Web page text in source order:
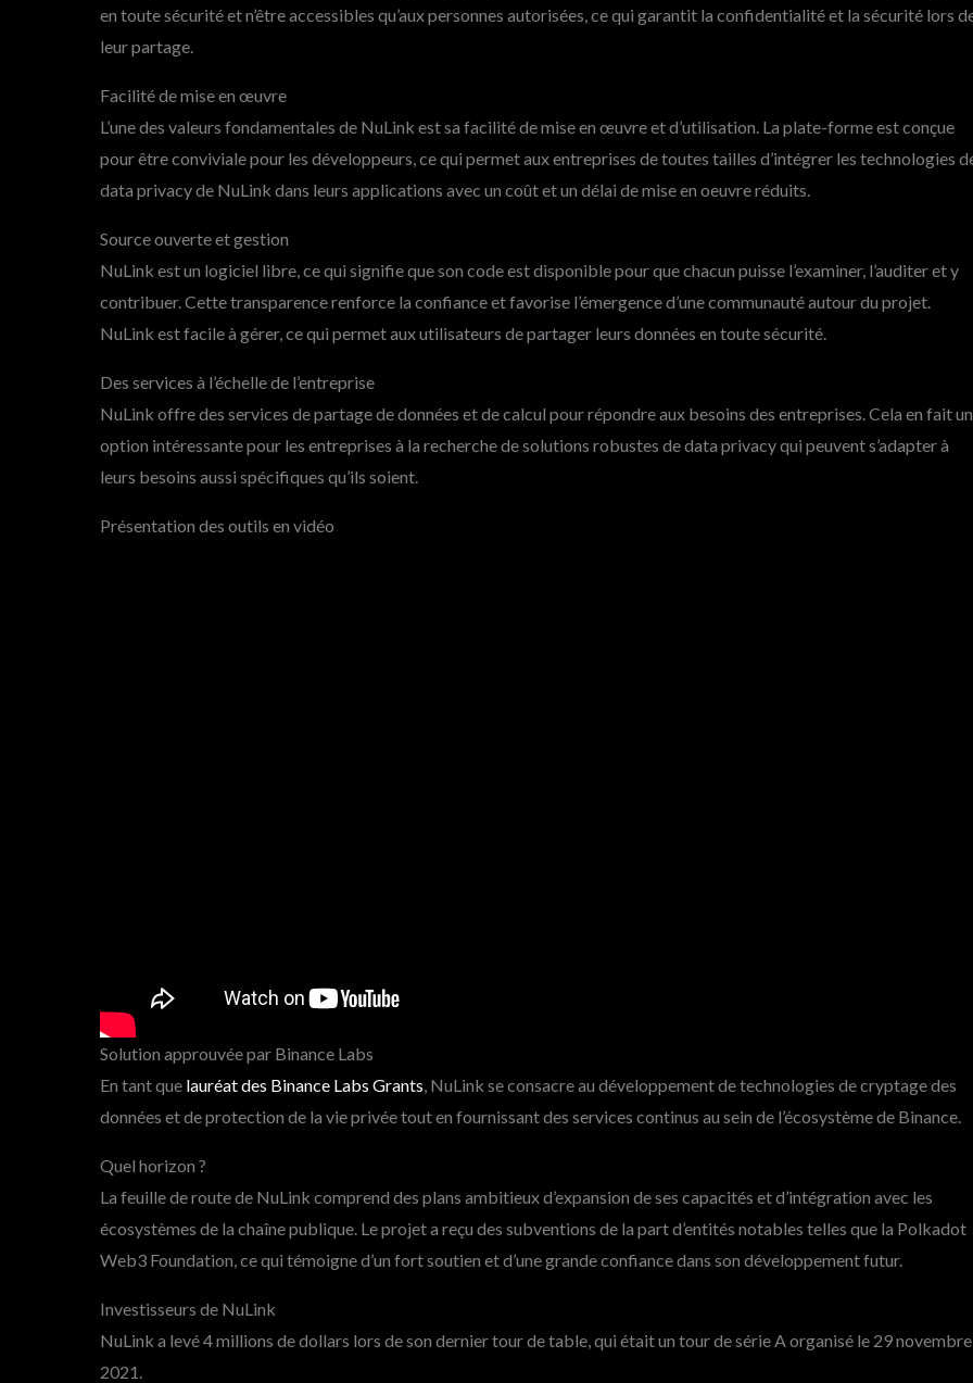
en toute sécurité et n’être accessibles qu’aux personnes autorisées, ce qui garantit la confidentialité et la sécurité lors
leur partage.
Facilité de mise en œuvre
L’une des valeurs fondamentales de NuLink est sa facilité de mise en œuvre et d’utilisation. La plate-forme est conçue
pour être conviviale pour les développeurs, ce qui permet aux entreprises de toutes tailles d’intégrer les technologies
data privacy de NuLink dans leurs applications avec un coût et un délai de mise en oeuvre réduits.
Source ouverte et gestion
NuLink est un logiciel libre, ce qui signifie que son code est disponible pour que chacun puisse l’examiner, l’auditer et y
contribuer. Cette transparence renforce la confiance et favorise l’émergence d’une communauté autour du projet.
NuLink est facile à gérer, ce qui permet aux utilisateurs de partager leurs données en toute sécurité.
Des services à l’échelle de l’entreprise
NuLink offre des services de partage de données et de calcul pour répondre aux besoins des entreprises. Cela en fait
option intéressante pour les entreprises à la recherche de solutions robustes de data privacy qui peuvent s’adapter à
leurs besoins aussi spécifiques qu’ils soient.
Présentation des outils en vidéo
Solution approuvée par Binance Labs
En tant que lauréat des Binance Labs Grants , NuLink se consacre au développement de technologies de cryptage des
données et de protection de la vie privée tout en fournissant des services continus au sein de l’écosystème de Binance.
Quel horizon ?
La feuille de route de NuLink comprend des plans ambitieux d’expansion de ses capacités et d’intégration avec les
écosystèmes de la chaîne publique. Le projet a reçu des subventions de la part d’entités notables telles que la Polkadot
Web3 Foundation, ce qui témoigne d’un fort soutien et d’une grande confiance dans son développement futur.
Investisseurs de NuLink
NuLink a levé 4 millions de dollars lors de son dernier tour de table, qui était un tour de série A organisé le 29 novembre
2021.